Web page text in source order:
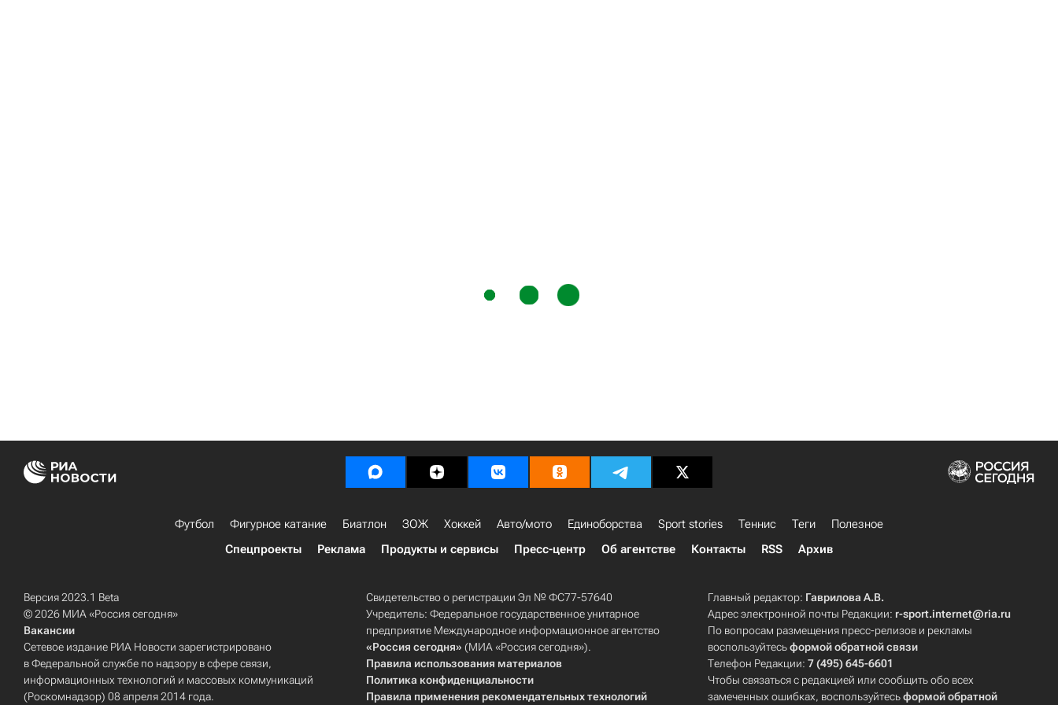
Футбол Фигурное катание Биатлон ЗОЖ Хоккей Авто/мото Единоборства Sport stories Теннис Теги
Полезное
Спецпроекты
Реклама Продукты и сервисы Пресс-центр Об агентстве Контакты RSS Архив
Версия 2023.1 Beta
© 2026 МИА «Россия сегодня»
Вакансии
Сетевое издание РИА Новости зарегистрировано
в Федеральной службе по надзору в сфере связи,
информационных технологий и массовых коммуникаций
(Роскомнадзор) 08 апреля 2014 года.
Свидетельство о регистрации Эл № ФС77-57640
Учредитель: Федеральное государственное унитарное
предприятие Международное информационное агентство
«Россия сегодня» (МИА «Россия сегодня»).
Правила использования материалов
Политика конфиденциальности
Правила применения рекомендательных технологий
Главный редактор: Гаврилова А.В.
Адрес электронной почты Редакции: r-sport.internet@ria.ru
По вопросам размещения пресс-релизов и рекламы
воспользуйтесьформой обратной связи
Телефон Редакции:7 (495) 645-6601
Чтобы связаться с редакцией или сообщить обо всех
замеченных ошибках, воспользуйтесьформой обратной